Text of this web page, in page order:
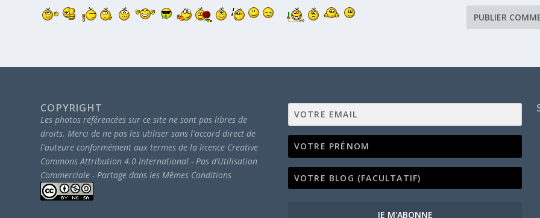
COPYRIGHT
Les photos référencées sur ce site ne sont pas libres de
droits.Merci de ne pas les utiliser sans l'accord direct de
l'auteure conformément aux termes de la licence Creative
Commons Attribution 4.0 International - Pas d’Utilisation
Commerciale - Partage dans les Mêmes Conditions
JE M'ABONNE